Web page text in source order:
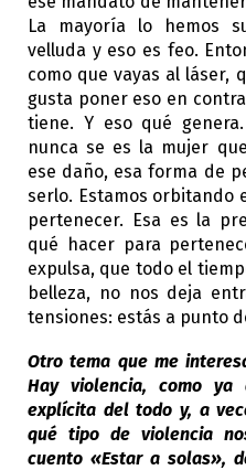
La mayoría lo hemos
velluda y eso es feo.
como que vayas al láser,
gusta poner eso en
tiene. Y eso qué
nunca se es la mujer
ese daño, esa forma de
serlo. Estamos orbitando
pertenecer. Esa es la
qué hacer para
expulsa, que todo el
belleza, no nos deja
tensiones: estás a punto
Otro tema que me
Hay violencia, como
explícita del todo y, a
qué tipo de violencia
cuento «Estar a solas»,